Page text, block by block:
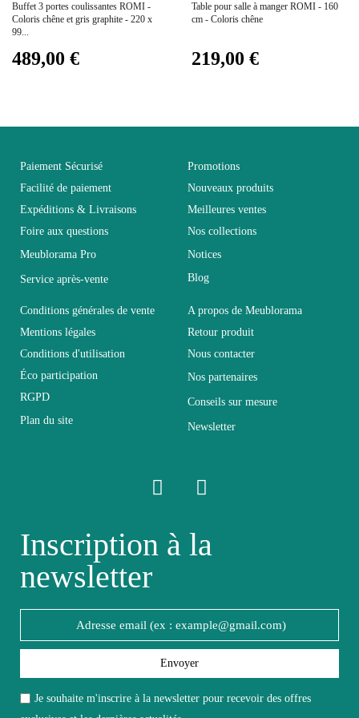
Entretien
Facile d'entretien
Hauteur 99
Largeur 55
Longueur 220
Pliable Non pliable
Profondeur 55
Non relevable
Style du meuble
Type de meuble
Ensemble complet
salle à manger
Nombre de meubles 6
Buffet 3 portes coulissantes ROMI -
Coloris chêne et gris graphite - 220 x
99...
489,00 €
Table pour salle à manger ROMI - 160
cm - Coloris chêne
219,00 €
Paiement Sécurisé
Facilité de paiement
Expéditions & Livraisons
Foire aux questions
Meublorama Pro
Service après-vente
Promotions
Nouveaux produits
Meilleures ventes
Nos collections
Notices
Blog
Conditions générales de vente
Mentions légales
Conditions d'utilisation
Éco participation
RGPD
Plan du site
A propos de Meublorama
Retour produit
Nous contacter
Nos partenaires
Conseils sur mesure
Newsletter
Inscription à la
newsletter
Envoyer
Je souhaite m'inscrire à la newsletter pour recevoir des offres